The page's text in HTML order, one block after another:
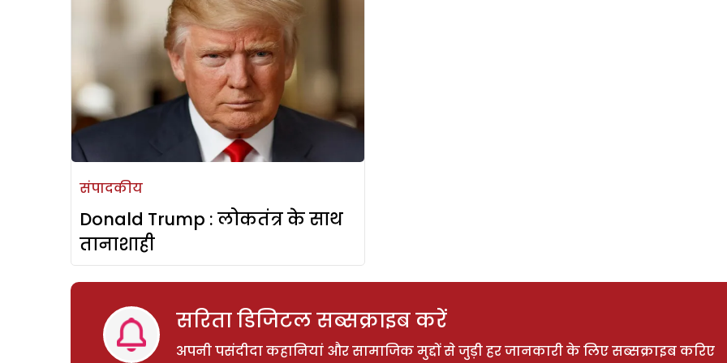
संपादकीय
Donald Trump : लोकतंत्र के साथ
तानाशाही
सरिता डिजिटल सब्सक्राइब करें
अपनी पसंदीदा कहानियां और सामाजिक मुद्दों से जुड़ी हर जानकारी के लिए सब्सक्राइब करिए